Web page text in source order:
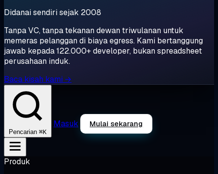
Didanai sendiri sejak 2008
Tanpa VC, tanpa tekanan dewan triwulanan untuk
memeras pelanggan di biaya egress. Kami bertanggung
jawab kepada 122.000+ developer, bukan spreadsheet
perusahaan induk.
Baca kisah kami →
Pencarian ⌘K
Masuk Mulai sekarang
Produk